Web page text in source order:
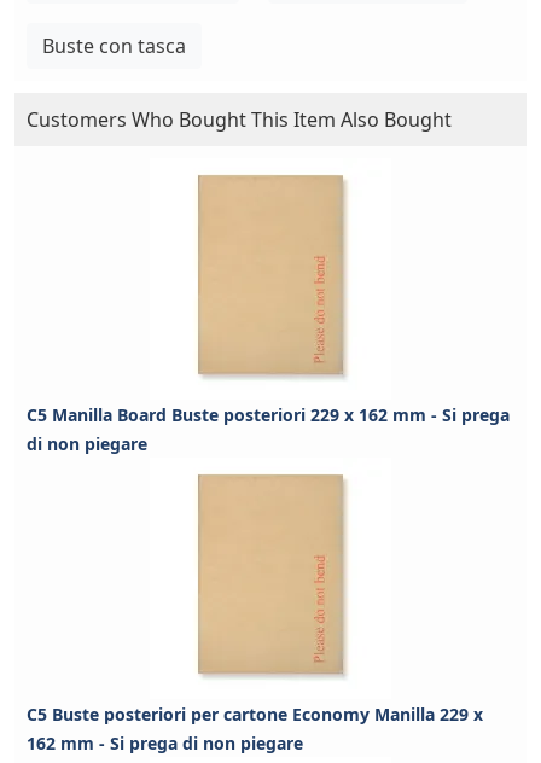
Buste con tasca
Customers Who Bought This Item Also Bought
C5 Manilla Board Buste posteriori 229 x 162 mm - Si prega
di non piegare
C5 Buste posteriori per cartone Economy Manilla 229 x
162 mm - Si prega di non piegare